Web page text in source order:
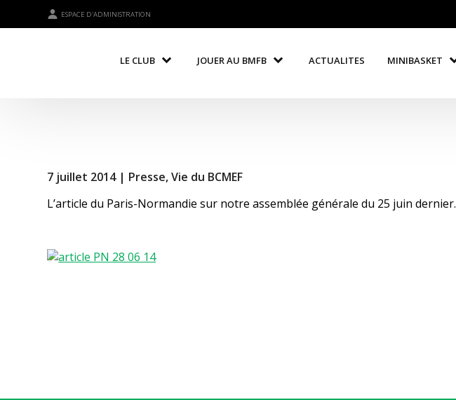
ESPACE D'ADMINISTRATION
LE CLUB JOUER AU BMFB ACTUALITES MINIBASKET
7 juillet 2014 | Presse,Vie du BCMEF
L’article du Paris-Normandie sur notre assemblée générale du 25 juin dernier.